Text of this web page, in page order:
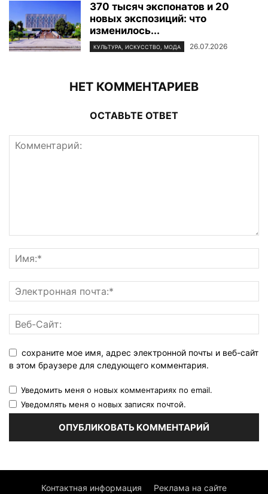
370 тысяч экспонатов и 20
новых экспозиций: что
изменилось...
КУЛЬТУРА, ИСКУССТВО, МОДА 26.07.2026
НЕТ КОММЕНТАРИЕВ
ОСТАВЬТЕ ОТВЕТ
сохраните мое имя, адрес электронной почты и веб-сайт
в этом браузере для следующего комментария.
Уведомить меня о новых комментариях по email.
Уведомлять меня о новых записях почтой.
Контактная информация Реклама на сайте